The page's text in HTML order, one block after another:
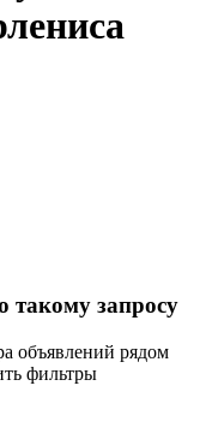
такому запросу
объявлений рядом
фильтры